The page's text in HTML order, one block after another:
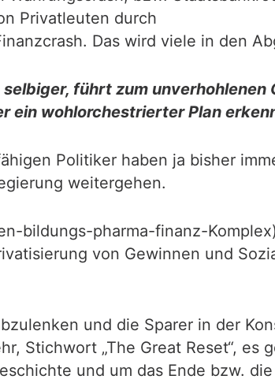
Privatleuten durch
Das wird viele in den
führt zum unverhohlenen
ein wohlorchestrierter Plan
Politiker haben ja bisher
weitergehen.
bildungs-pharma-finanz-
von Gewinnen und
und die Sparer in der
Stichwort „The Great Reset“, es
und um das Ende bzw.